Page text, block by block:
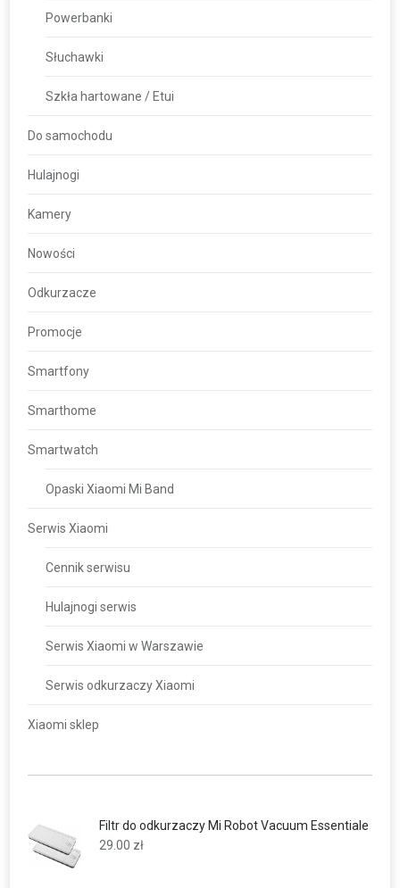
Powerbanki
Słuchawki
Szkła hartowane / Etui
Do samochodu
Hulajnogi
Kamery
Nowości
Odkurzacze
Promocje
Smartfony
Smarthome
Smartwatch
Opaski Xiaomi Mi Band
Serwis Xiaomi
Cennik serwisu
Hulajnogi serwis
Serwis Xiaomi w Warszawie
Serwis odkurzaczy Xiaomi
Xiaomi sklep
Filtr do odkurzaczy Mi Robot Vacuum Essentiale
29.00 zł